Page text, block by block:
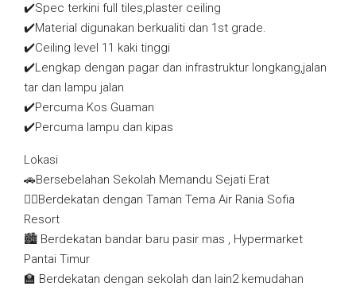
✔️Spec terkini full tiles,plaster ceiling
✔️Material digunakan berkualiti dan 1st grade.
✔️Ceiling level 11 kaki tinggi
✔️Lengkap dengan pagar dan infrastruktur longkang,jalan
tar dan lampu jalan
✔️Percuma Kos Guaman
✔️Percuma lampu dan kipas
Lokasi
🚗Bersebelahan Sekolah Memandu Sejati Erat
🏊‍♀️Berdekatan dengan Taman Tema Air Rania Sofia
Resort
🏙 Berdekatan bandar baru pasir mas , Hypermarket
Pantai Timur
🏫 Berdekatan dengan sekolah dan lain2 kemudahan